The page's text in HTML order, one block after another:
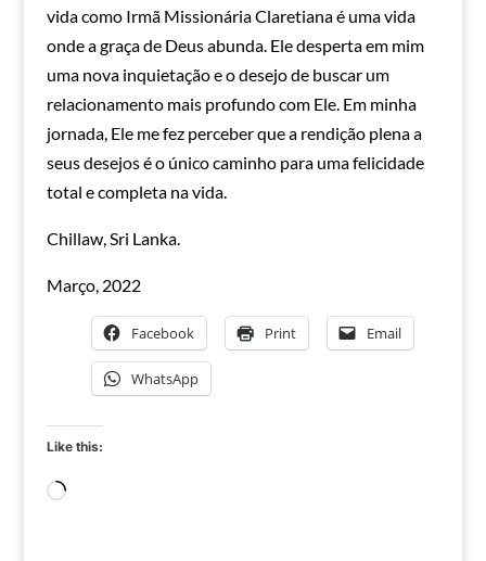
vida como Irmã Missionária Claretiana é uma vida
onde a graça de Deus abunda. Ele desperta em mim
uma nova inquietação e o desejo de buscar um
relacionamento mais profundo com Ele. Em minha
jornada, Ele me fez perceber que a rendição plena a
seus desejos é o único caminho para uma felicidade
total e completa na vida.
Chillaw, Sri Lanka.
Março, 2022
Facebook Print Email
WhatsApp
Like this:
Loading…